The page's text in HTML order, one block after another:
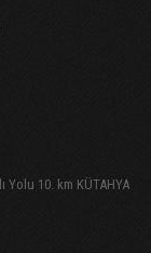
Yolu 10. km KÜTAHYA